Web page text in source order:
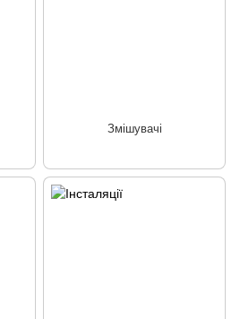
Змішувачі